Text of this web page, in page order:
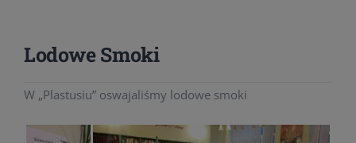
Lodowe Smoki
W „Plastusiu” oswajaliśmy lodowe smoki